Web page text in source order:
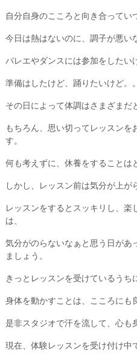
自分自身のこころと向き合ってい
今日は熱はないのに、調子が悪い
バレエやダンスには参加をしたい
準備はしたけど、踊りたいけど。
その日によって体調はさまざまだ
もちろん、思い切ってレッスン
す。
何も考えずに、休養をすることは
しかし、レッスン前は気分が上が
レッスンをするとスッキリし、楽
は、
気分がのらないなぁと思う日があ
ましょう。
きっとレッスンを受けているうち
身体を動かすことは、こころにも
是非スタジオで汗を流して、心も
現在、体験レッスンを受け付け中